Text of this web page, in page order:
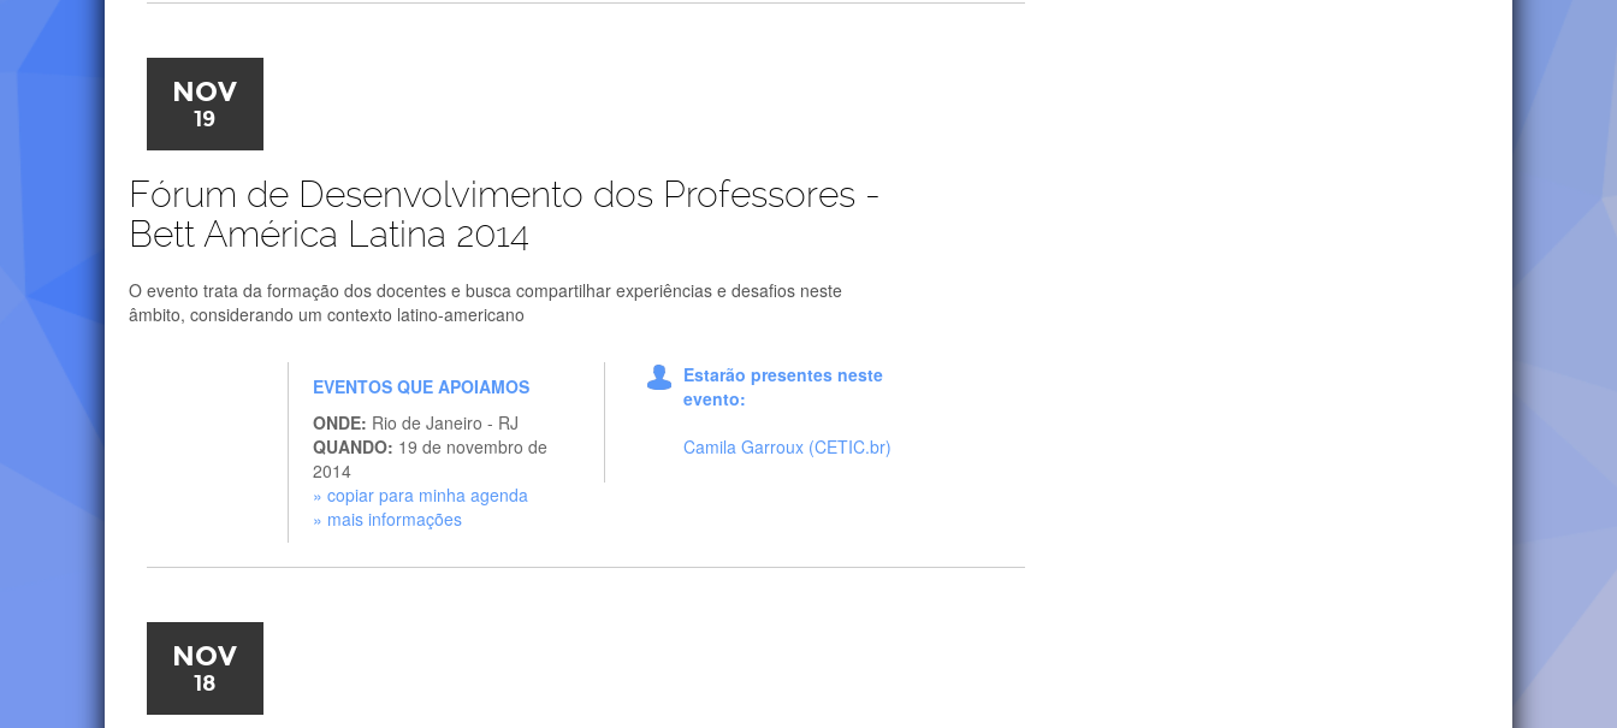
NOV
19
Fórum de Desenvolvimento dos Professores -
Bett América Latina 2014
O evento trata da formação dos docentes e busca compartilhar experiências e desafios neste
âmbito, considerando um contexto latino-americano
EVENTOS QUE APOIAMOS
ONDE: Rio de Janeiro - RJ
QUANDO: 19 de novembro de
2014
» copiar para minha agenda
» mais informações
Estarão presentes neste
evento:
Camila Garroux (CETIC.br)
NOV
18